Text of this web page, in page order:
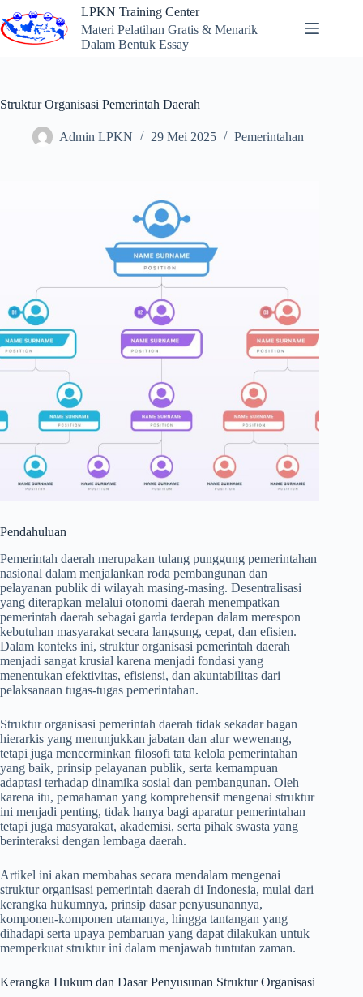
to
content
LPKN Training Center
Materi Pelatihan Gratis & Menarik
Dalam Bentuk Essay
Struktur Organisasi Pemerintah Daerah
Admin LPKN 29 Mei 2025 Pemerintahan
Pendahuluan
Pemerintah daerah merupakan tulang punggung pemerintahan
nasional dalam menjalankan roda pembangunan dan
pelayanan publik di wilayah masing-masing. Desentralisasi
yang diterapkan melalui otonomi daerah menempatkan
pemerintah daerah sebagai garda terdepan dalam merespon
kebutuhan masyarakat secara langsung, cepat, dan efisien.
Dalam konteks ini, struktur organisasi pemerintah daerah
menjadi sangat krusial karena menjadi fondasi yang
menentukan efektivitas, efisiensi, dan akuntabilitas dari
pelaksanaan tugas-tugas pemerintahan.
Struktur organisasi pemerintah daerah tidak sekadar bagan
hierarkis yang menunjukkan jabatan dan alur wewenang,
tetapi juga mencerminkan filosofi tata kelola pemerintahan
yang baik, prinsip pelayanan publik, serta kemampuan
adaptasi terhadap dinamika sosial dan pembangunan. Oleh
karena itu, pemahaman yang komprehensif mengenai struktur
ini menjadi penting, tidak hanya bagi aparatur pemerintahan
tetapi juga masyarakat, akademisi, serta pihak swasta yang
berinteraksi dengan lembaga daerah.
Artikel ini akan membahas secara mendalam mengenai
struktur organisasi pemerintah daerah di Indonesia, mulai dari
kerangka hukumnya, prinsip dasar penyusunannya,
komponen-komponen utamanya, hingga tantangan yang
dihadapi serta upaya pembaruan yang dapat dilakukan untuk
memperkuat struktur ini dalam menjawab tuntutan zaman.
Kerangka Hukum dan Dasar Penyusunan Struktur Organisasi